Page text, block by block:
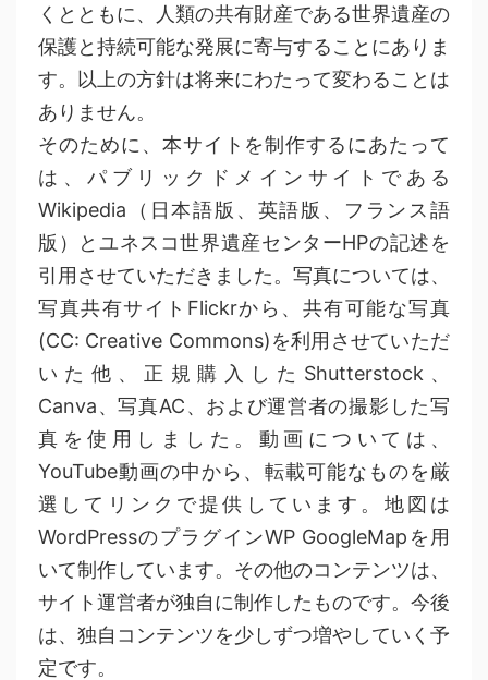
くとともに、人類の共有財産である世界遺産の
保護と持続可能な発展に寄与することにありま
す。以上の方針は将来にわたって変わることは
ありません。
そのために、本サイトを制作するにあたって
は、パブリックドメインサイトである
Wikipedia（日本語版、英語版、フランス語
版）とユネスコ世界遺産センターHPの記述を
引用させていただきました。写真については、
写真共有サイトFlickrから、共有可能な写真
(CC: Creative Commons)を利用させていただ
いた他、正規購入したShutterstock、
Canva、写真AC、および運営者の撮影した写
真を使用しました。動画については、
YouTube動画の中から、転載可能なものを厳
選してリンクで提供しています。地図は
WordPressのプラグインWP GoogleMapを用
いて制作しています。その他のコンテンツは、
サイト運営者が独自に制作したものです。今後
は、独自コンテンツを少しずつ増やしていく予
定です。